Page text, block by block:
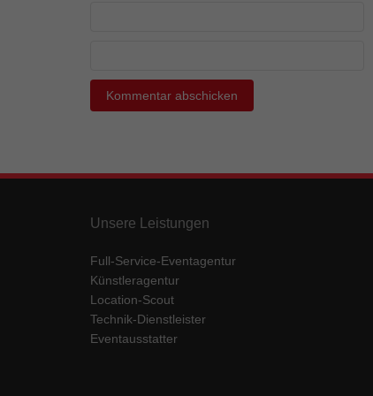
Unsere Leistungen
Full-Service-Eventagentur
Künstleragentur
Location-Scout
Technik-Dienstleister
Eventausstatter